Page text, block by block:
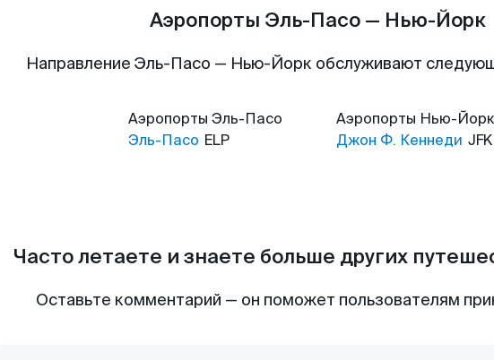
Аэропорты Эль-Пасо — Нью-Йорк
Направление Эль-Пасо — Нью-Йорк обслуживают
Аэропорты Эль-Пасо
Эль-Пасо ELP
Аэропорты Нью-
Джон Ф. Кеннеди JFK
Часто летаете и знаете больше других
Оставьте комментарий — он поможет пользователям